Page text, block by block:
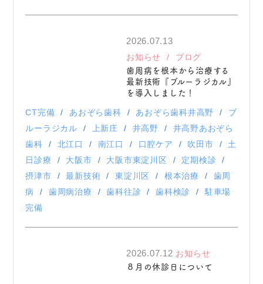
2026.07.13
お知らせ ブログ
歯周病を根本から治療する
最新技術『ブルーラジカル』
を導入しました！
CT完備 あおぞら歯科 あおぞら歯科井高野
ブ
ルーラジカル
上新庄 井高野
井高野あおぞら
歯科
北江口 南江口 口腔ケア 吹田市
土
日診療
大阪市 大阪市東淀川区
定期検診
摂津市
最新技術 東淀川区 根本治療
歯周
病
歯周病治療 歯科往診 歯科検診
駐車場
完備
2026.07.12 お知らせ
８月の休診日について